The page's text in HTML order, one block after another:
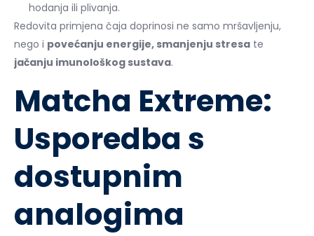
hodanja ili plivanja.
Redovita primjena čaja doprinosi ne samo mršavljenju,
nego i povećanju energije, smanjenju stresa te
jačanju imunološkog sustava.
Matcha Extreme:
Usporedba s
dostupnim
analogima